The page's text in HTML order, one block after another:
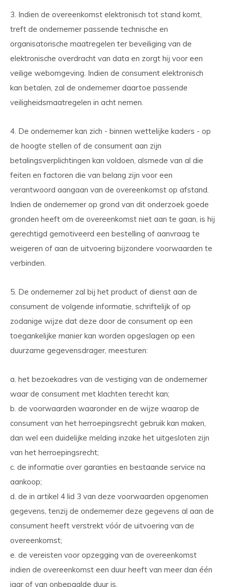
3. Indien de overeenkomst elektronisch tot stand komt,
treft de ondernemer passende technische en
organisatorische maatregelen ter beveiliging van de
elektronische overdracht van data en zorgt hij voor een
veilige webomgeving. Indien de consument elektronisch
kan betalen, zal de ondernemer daartoe passende
veiligheidsmaatregelen in acht nemen.
4. De ondernemer kan zich - binnen wettelijke kaders - op
de hoogte stellen of de consument aan zijn
betalingsverplichtingen kan voldoen, alsmede van al die
feiten en factoren die van belang zijn voor een
verantwoord aangaan van de overeenkomst op afstand.
Indien de ondernemer op grond van dit onderzoek goede
gronden heeft om de overeenkomst niet aan te gaan, is hij
gerechtigd gemotiveerd een bestelling of aanvraag te
weigeren of aan de uitvoering bijzondere voorwaarden te
verbinden.
5. De ondernemer zal bij het product of dienst aan de
consument de volgende informatie, schriftelijk of op
zodanige wijze dat deze door de consument op een
toegankelijke manier kan worden opgeslagen op een
duurzame gegevensdrager, meesturen:
a. het bezoekadres van de vestiging van de ondernemer
waar de consument met klachten terecht kan;
b. de voorwaarden waaronder en de wijze waarop de
consument van het herroepingsrecht gebruik kan maken,
dan wel een duidelijke melding inzake het uitgesloten zijn
van het herroepingsrecht;
c. de informatie over garanties en bestaande service na
aankoop;
d. de in artikel 4 lid 3 van deze voorwaarden opgenomen
gegevens, tenzij de ondernemer deze gegevens al aan de
consument heeft verstrekt vóór de uitvoering van de
overeenkomst;
e. de vereisten voor opzegging van de overeenkomst
indien de overeenkomst een duur heeft van meer dan één
jaar of van onbepaalde duur is.